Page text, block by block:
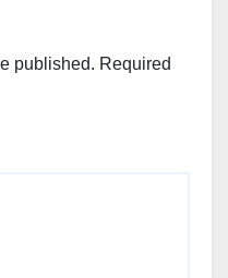
published. Required